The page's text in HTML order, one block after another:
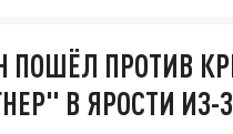
ПОШЁЛ ПРОТИВ
В ЯРОСТИ ИЗ-